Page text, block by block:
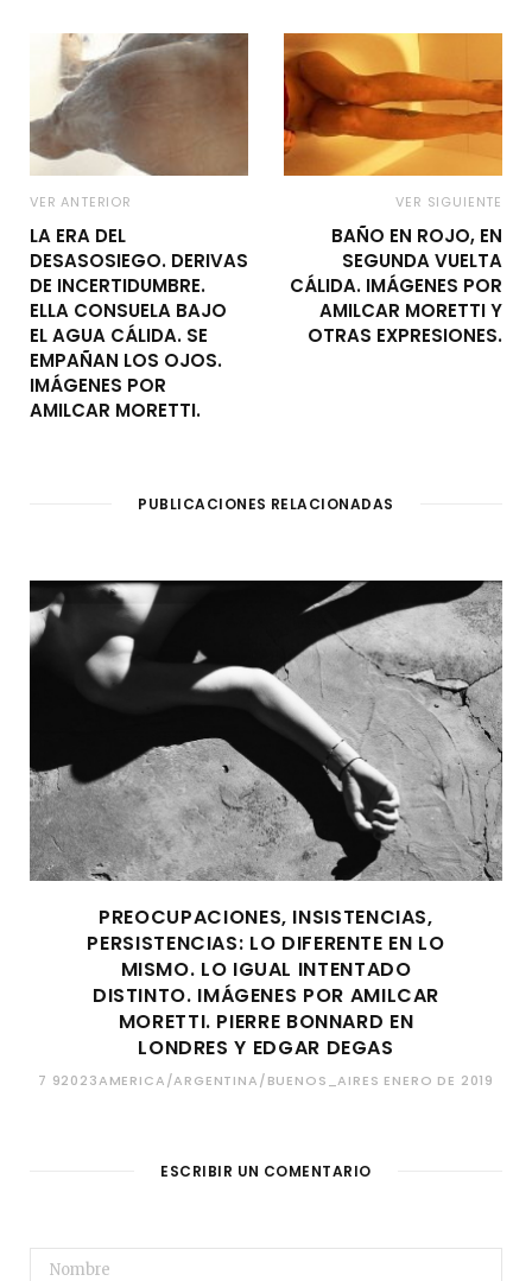
VER ANTERIOR
LA ERA DEL
DESASOSIEGO. DERIVAS
DE INCERTIDUMBRE.
ELLA CONSUELA BAJO
EL AGUA CÁLIDA. SE
EMPAÑAN LOS OJOS.
IMÁGENES POR
AMILCAR MORETTI.
VER SIGUIENTE
BAÑO EN ROJO, EN
SEGUNDA VUELTA
CÁLIDA. IMÁGENES POR
AMILCAR MORETTI Y
OTRAS EXPRESIONES.
PUBLICACIONES RELACIONADAS
PREOCUPACIONES, INSISTENCIAS,
PERSISTENCIAS: LO DIFERENTE EN LO
MISMO. LO IGUAL INTENTADO
DISTINTO. IMÁGENES POR AMILCAR
MORETTI. PIERRE BONNARD EN
LONDRES Y EDGAR DEGAS
7 92023AMERICA/ARGENTINA/BUENOS_AIRES ENERO DE 2019
ESCRIBIR UN COMENTARIO